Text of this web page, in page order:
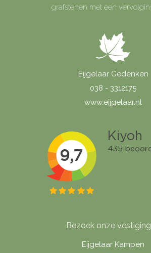
grafstenen met een
Eijgelaar Gedenken
038 - 3312175
www.eijgelaar.nl
Bezoek onze
Eijgelaar Kampen